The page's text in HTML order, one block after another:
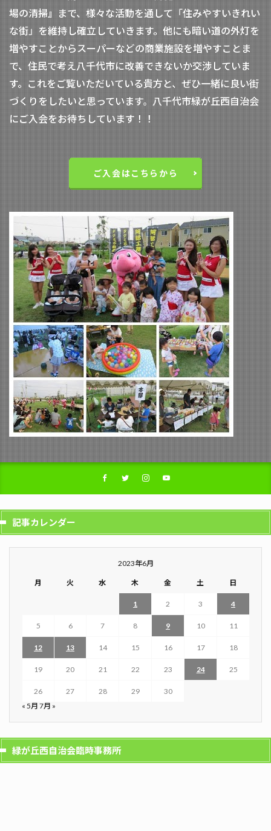
場の清掃』まで、様々な活動を通して「住みやすいきれい
な街」を維持し確立していきます。他にも暗い道の外灯を
増やすことからスーパーなどの商業施設を増やすことま
で、住民で考え八千代市に改善できないか交渉していま
す。これをご覧いただいている貴方と、ぜひ一緒に良い街
づくりをしたいと思っています。八千代市緑が丘西自治会
にご入会をお待ちしています！！
ご入会はこちらから
記事カレンダー
2023年6月
月 火 水 木 金 土 日
1 2 3 4
5 6 7 8 9 10 11
12 13 14 15 16 17 18
19 20 21 22 23 24 25
26 27 28 29
30
« 5月 7月 »
緑が丘西自治会臨時事務所